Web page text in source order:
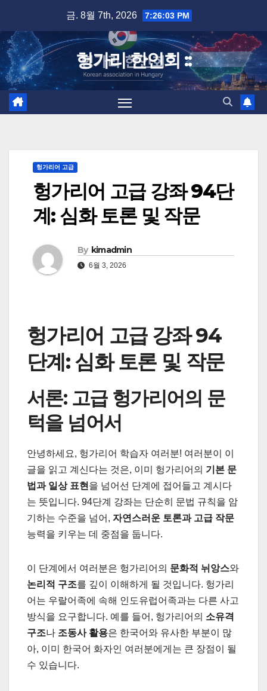
content
금. 8월 7th, 2026 7:26:04 PM
헝가리 한인회 ::
헝가리어 고급
헝가리어 고급 강좌 94단
계: 심화 토론 및 작문
By kimadmin
6월 3, 2026
헝가리어 고급 강좌 94
단계: 심화 토론 및 작문
서론: 고급 헝가리어의 문
턱을 넘어서
안녕하세요, 헝가리어 학습자 여러분! 여러분이 이
글을 읽고 계신다는 것은, 이미 헝가리어의 기본 문
법과 일상 표현 을 넘어선 단계에 접어들고 계시다
는 뜻입니다. 94단계 강좌는 단순히 문법 규칙을 암
기하는 수준을 넘어, 자연스러운 토론과 고급 작문
능력을 키우는 데 중점을 둡니다.
이 단계에서 여러분은 헝가리어의 문화적 뉘앙스와
논리적 구조를 깊이 이해하게 될 것입니다. 헝가리
어는 우랄어족에 속해 인도유럽어족과는 다른 사고
방식을 요구합니다. 예를 들어, 헝가리어의 소유격
구조나 조동사 활용은 한국어와 유사한 부분이 많
아, 이미 한국어 화자인 여러분에게는 큰 장점이 될
수 있습니다.